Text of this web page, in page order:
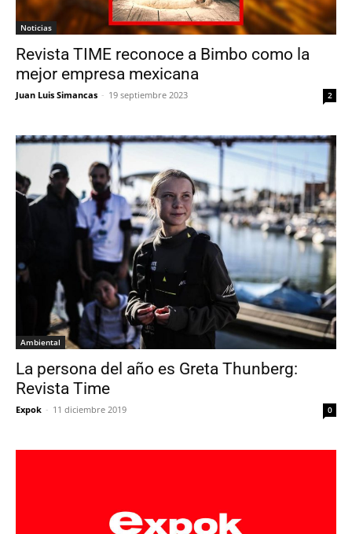
Noticias
Revista TIME reconoce a Bimbo como la
mejor empresa mexicana
Juan Luis Simancas - 19 septiembre 2023 2
Ambiental
La persona del año es Greta Thunberg:
Revista Time
Expok - 11 diciembre 2019 0